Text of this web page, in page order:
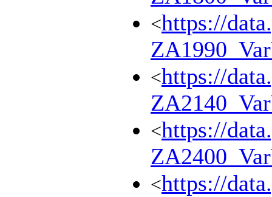
<https://
<https://
<https://
<https://